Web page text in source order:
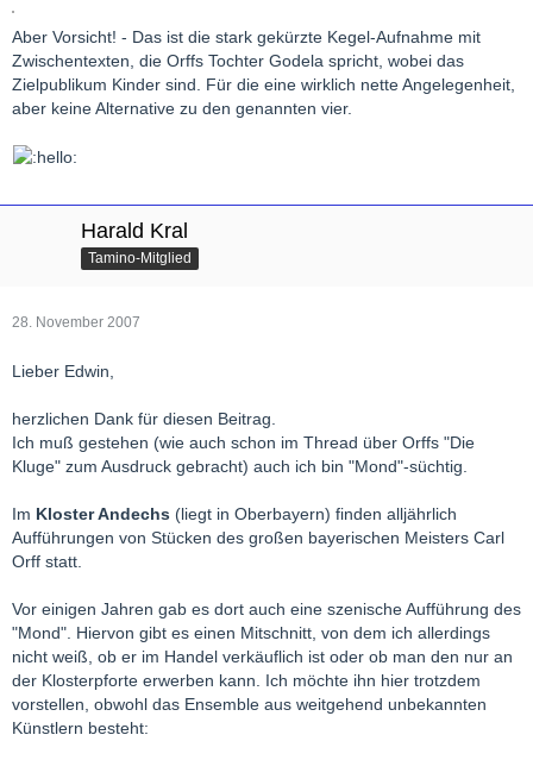
Aber Vorsicht! - Das ist die stark gekürzte Kegel-Aufnahme mit
Zwischentexten, die Orffs Tochter Godela spricht, wobei das
Zielpublikum Kinder sind. Für die eine wirklich nette Angelegenheit,
aber keine Alternative zu den genannten vier.
Harald Kral
Tamino-Mitglied
28. November 2007
Lieber Edwin,
herzlichen Dank für diesen Beitrag.
Ich muß gestehen (wie auch schon im Thread über Orffs "Die
Kluge" zum Ausdruck gebracht) auch ich bin "Mond"-süchtig.
Im Kloster Andechs (liegt in Oberbayern) finden alljährlich
Aufführungen von Stücken des großen bayerischen Meisters Carl
Orff statt.
Vor einigen Jahren gab es dort auch eine szenische Aufführung des
"Mond". Hiervon gibt es einen Mitschnitt, von dem ich allerdings
nicht weiß, ob er im Handel verkäuflich ist oder ob man den nur an
der Klosterpforte erwerben kann. Ich möchte ihn hier trotzdem
vorstellen, obwohl das Ensemble aus weitgehend unbekannten
Künstlern besteht: